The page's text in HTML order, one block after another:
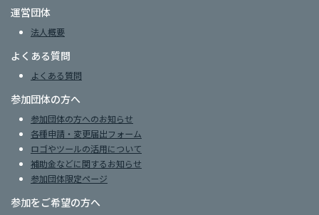
運営団体
法人概要
よくある質問
よくある質問
参加団体の方へ
参加団体の方へのお知らせ
各種申請・変更届出フォーム
ロゴやツールの活用について
補助金などに関するお知らせ
参加団体限定ページ
参加をご希望の方へ